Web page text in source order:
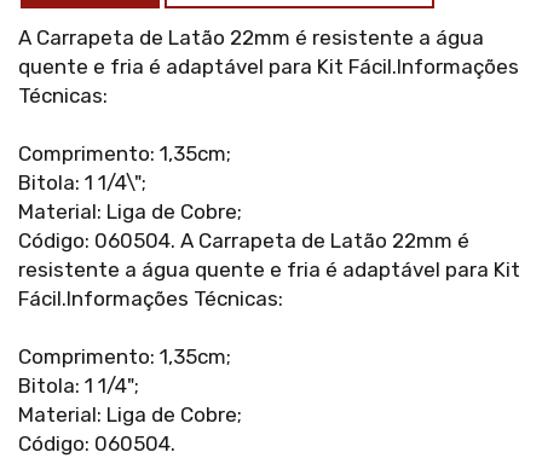
A Carrapeta de Latão 22mm é resistente a água
quente e fria é adaptável para Kit Fácil.Informações
Técnicas:
Comprimento: 1,35cm;
Bitola: 1 1/4\";
Material: Liga de Cobre;
Código: 060504. A Carrapeta de Latão 22mm é
resistente a água quente e fria é adaptável para Kit
Fácil.Informações Técnicas:
Comprimento: 1,35cm;
Bitola: 1 1/4";
Material: Liga de Cobre;
Código: 060504.